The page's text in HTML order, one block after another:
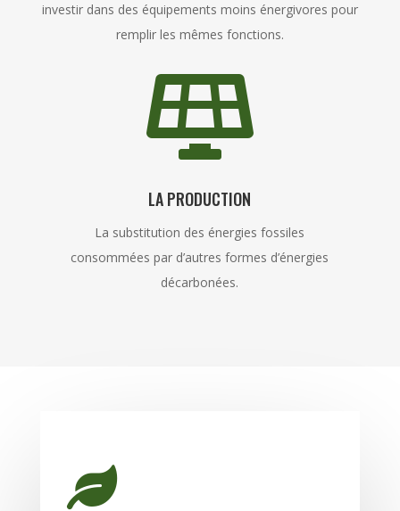
investir dans des équipements moins énergivores pour
remplir les mêmes fonctions.

LA PRODUCTION
La substitution des énergies fossiles
consommées par d’autres formes d’énergies
décarbonées.
